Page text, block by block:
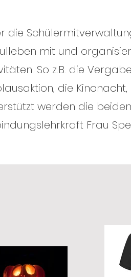
die
mit und
So z.B. die
die
werden die
Frau